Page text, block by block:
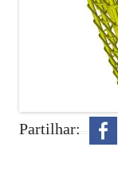
Partilhar: